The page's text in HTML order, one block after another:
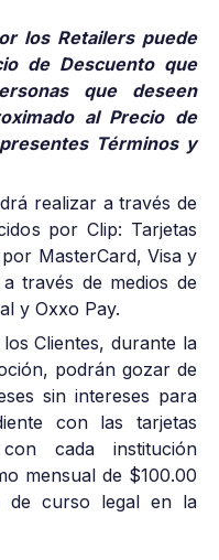
los Retailers puede
de Descuento que
que deseen
al Precio de
Términos y
realizar a través de
por Clip: Tarjetas
MasterCard, Visa y
través de medios de
y Oxxo Pay.
Clientes, durante la
podrán gozar de
sin intereses para
con las tarjetas
cada institución
mensual de $100.00
de curso legal en la